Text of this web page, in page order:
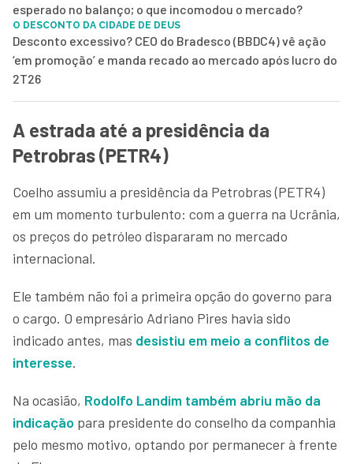
esperado no balanço; o que incomodou o mercado?
O DESCONTO DA CIDADE DE DEUS
Desconto excessivo? CEO do Bradesco (BBDC4) vê ação
‘em promoção’ e manda recado ao mercado após lucro do
2T26
A estrada até a presidência da
Petrobras (PETR4)
Coelho assumiu a presidência da Petrobras (PETR4)
em um momento turbulento: com a guerra na Ucrânia,
os preços do petróleo dispararam no mercado
internacional.
Ele também não foi a primeira opção do governo para
o cargo. O empresário Adriano Pires havia sido
indicado antes, mas desistiu em meio a conflitos de
interesse.
Na ocasião, Rodolfo Landim também abriu mão da
indicação para presidente do conselho da companhia
pelo mesmo motivo, optando por permanecer à frente